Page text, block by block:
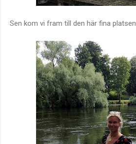
Sen kom vi fram till den här fina platsen.